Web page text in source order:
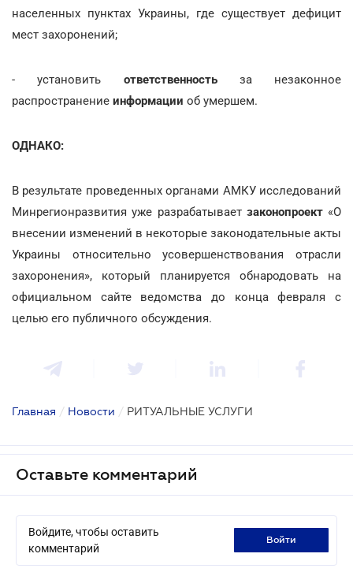
населенных пунктах Украины, где существует дефицит
мест захоронений;
- установить ответственностьза незаконное
распространение информации об умершем.
ОДНАКО:
В результате проведенных органами АМКУ исследований
Минрегионразвития уже разрабатывает законопроект«О
внесении изменений в некоторые законодательные акты
Украины относительно усовершенствования отрасли
захоронения», который планируется обнародовать на
официальном сайте ведомства до конца февраля с
целью его публичного обсуждения.
Главная / Новости / РИТУАЛЬНЫЕ УСЛУГИ
Оставьте комментарий
Войдите, чтобы оставить
комментарий
войти